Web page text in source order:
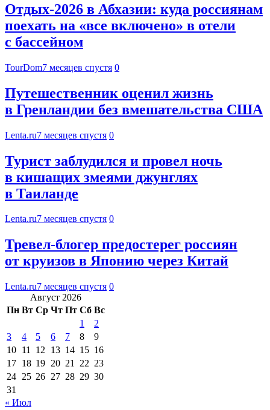
Отдых-2026 в Абхазии: куда россиянам
поехать на «все включено» в отели
с бассейном
TourDom7 месяцев спустя 0
Путешественник оценил жизнь
в Гренландии без вмешательства США
Lenta.ru7 месяцев спустя 0
Турист заблудился и провел ночь
в кишащих змеями джунглях
в Таиланде
Lenta.ru7 месяцев спустя 0
Тревел-блогер предостерег россиян
от круизов в Японию через Китай
Lenta.ru7 месяцев спустя 0
Август 2026
Пн Вт Ср Чт Пт Сб Вс
1
2
3
4 5 6 7 8
9
10 11 12 13 14 15 16
17 18 19 20 21 22 23
24 25 26 27 28 29 30
31
« Июл